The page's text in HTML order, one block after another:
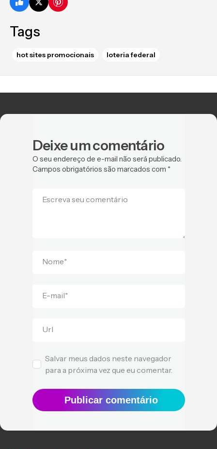
Tags
hot sites promocionais loteria federal
Deixe um comentário
O seu endereço de e-mail não será publicado.
Campos obrigatórios são marcados com *
Escreva seu comentário
Nome*
E-mail*
Url
Salvar meus dados neste navegador
para a próxima vez que eu comentar.
Publicar comentário